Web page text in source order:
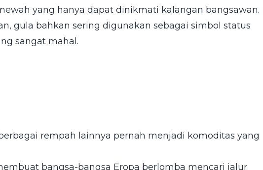
yang hanya dapat dinikmati kalangan bangsawan.
gula bahkan sering digunakan sebagai simbol status
sangat mahal.
rempah lainnya pernah menjadi komoditas yang
bangsa-bangsa Eropa berlomba mencari jalur